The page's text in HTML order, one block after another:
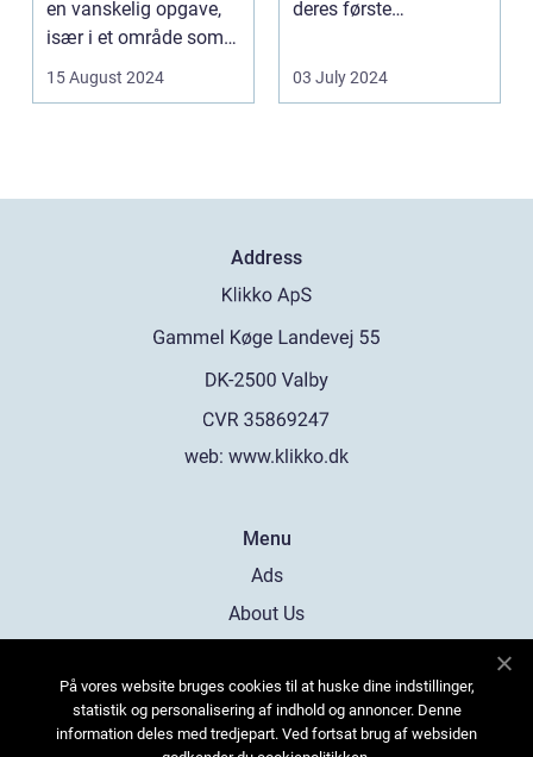
en vanskelig opgave,
især i et område som
Frederiksberg, hv...
15 August 2024
deres første
spillea...
03 July 2024
Address
web: www.klikko.dk
Menu
Ads
About Us
Contact
Sitemap
På vores website bruges cookies til at huske dine indstillinger,
statistik og personalisering af indhold og annoncer. Denne
information deles med tredjepart. Ved fortsat brug af websiden